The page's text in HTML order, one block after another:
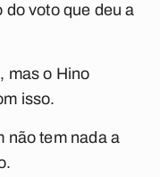
voto que deu a
mas o Hino
isso.
não tem nada a